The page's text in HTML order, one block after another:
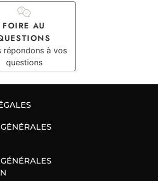
FOIRE AU
répondons à vos
questions